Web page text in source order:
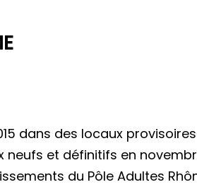
dans des locaux
neufs et définitifs en
du Pôle Adultes